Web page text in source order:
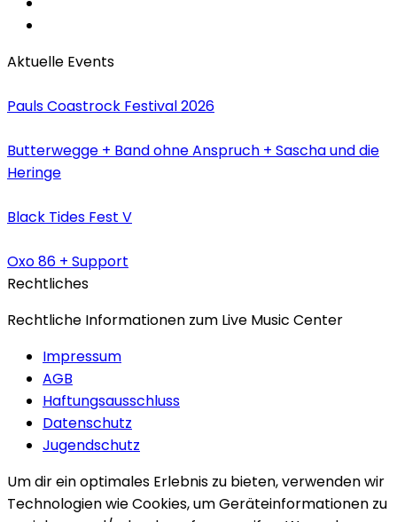
Aktuelle Events
Pauls Coastrock Festival 2026
Butterwegge + Band ohne Anspruch + Sascha und die
Heringe
Black Tides Fest V
Oxo 86 + Support
Rechtliches
Rechtliche Informationen zum Live Music Center
Impressum
AGB
Haftungsausschluss
Datenschutz
Jugendschutz
Um dir ein optimales Erlebnis zu bieten, verwenden wir
Technologien wie Cookies, um Geräteinformationen zu